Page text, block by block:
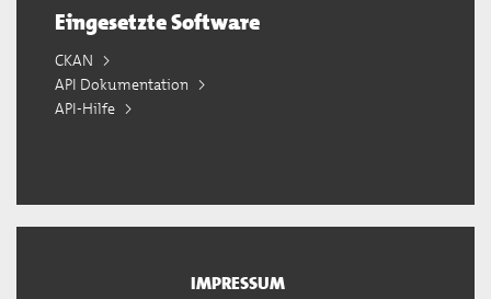
Eingesetzte Software
CKAN
API Dokumentation
API-Hilfe
IMPRESSUM